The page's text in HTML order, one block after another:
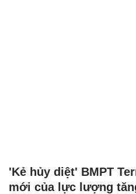
'Kẻ hủy diệt' BMPT
mới của lực lượng